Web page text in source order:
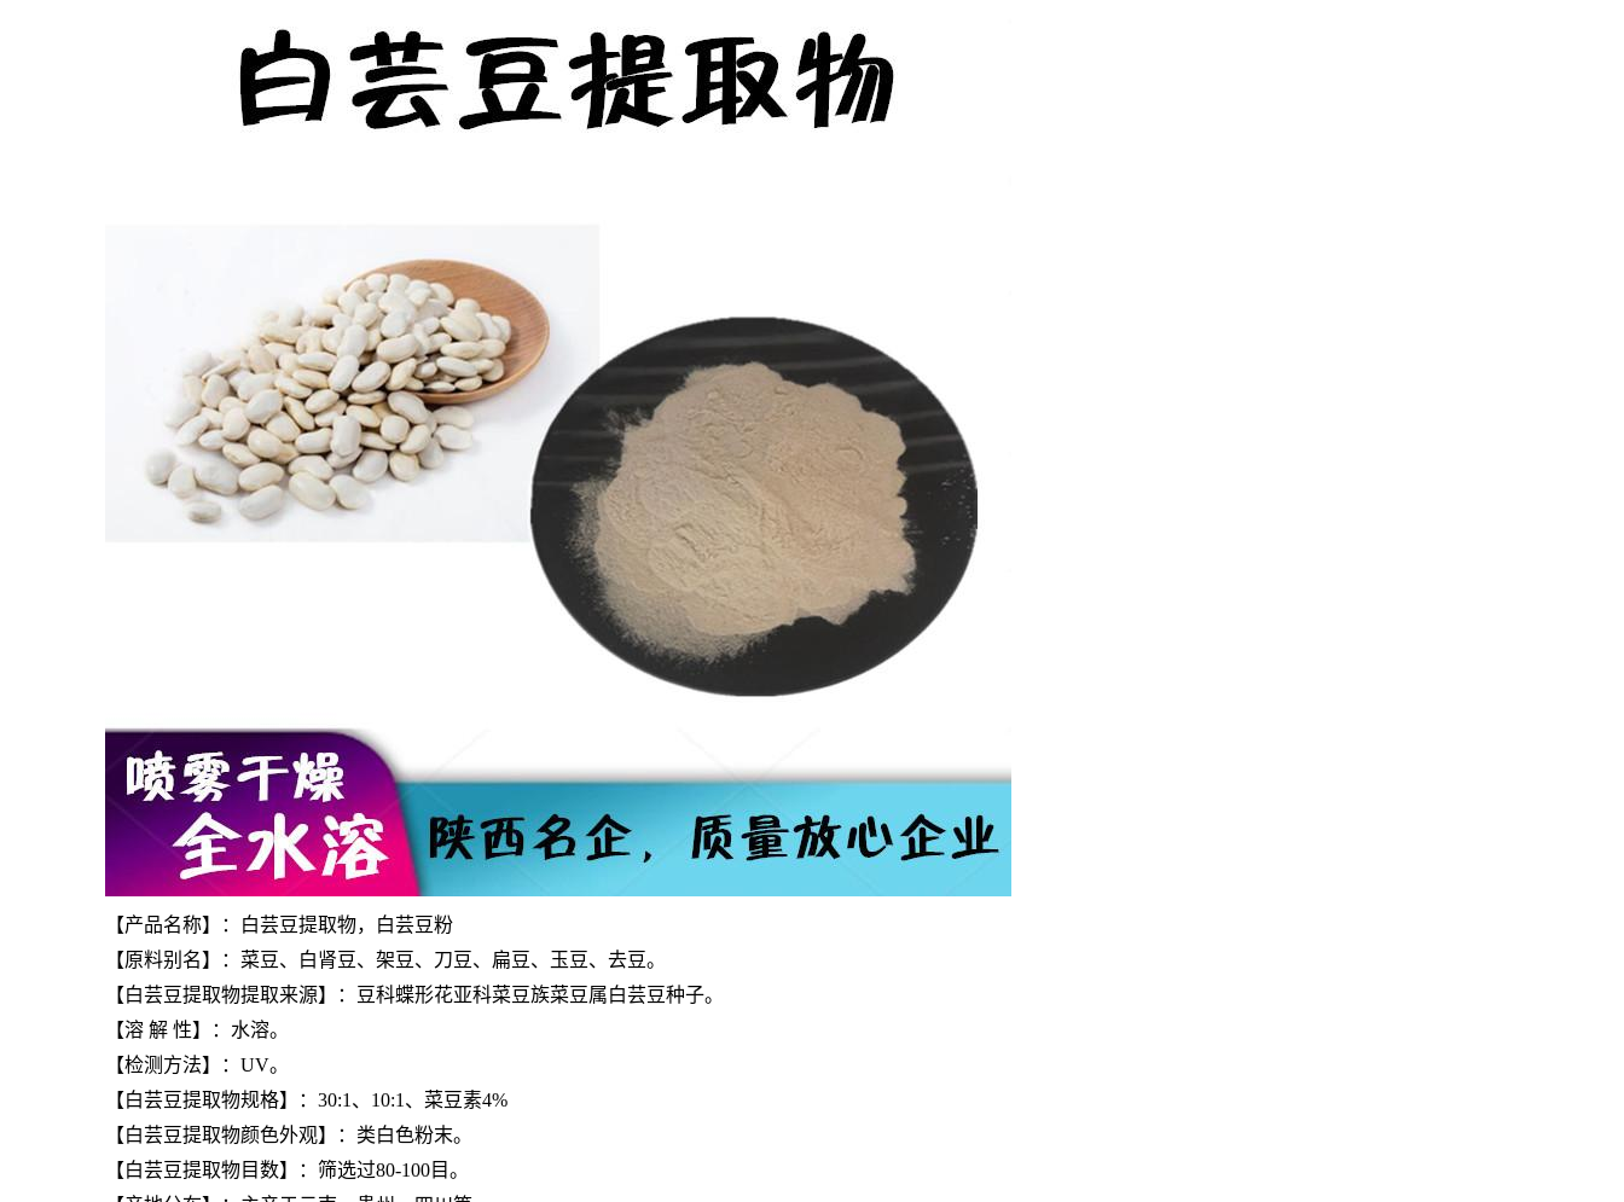
【产品名称】：白芸豆提取物，白芸豆粉
【原料别名】：菜豆、白肾豆、架豆、刀豆、扁豆、玉豆、去豆。
【白芸豆提取物提取来源】：豆科蝶形花亚科菜豆族菜豆属白芸豆种子。
【溶 解 性】：水溶。
【检测方法】：UV。
【白芸豆提取物规格】：30:1、10:1、菜豆素4%
【白芸豆提取物颜色外观】：类白色粉末。
【白芸豆提取物目数】：筛选过80-100目。